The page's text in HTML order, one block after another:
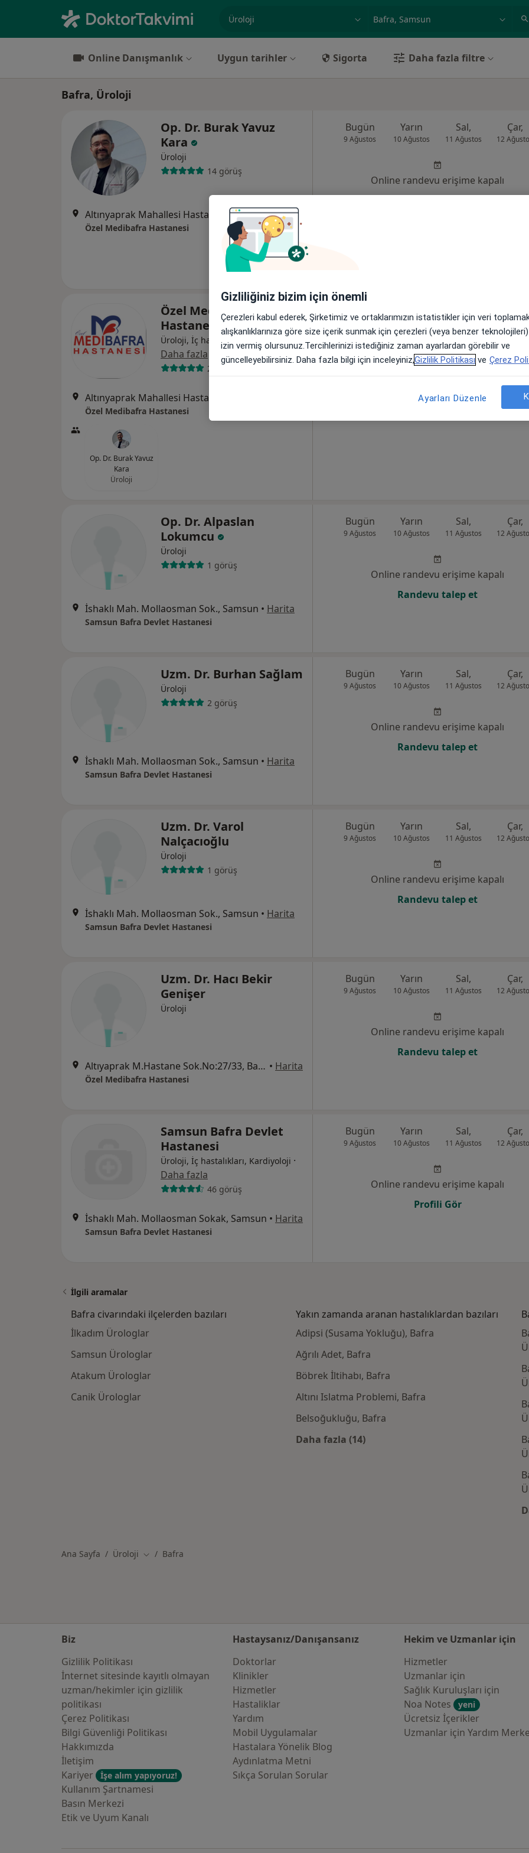
Uzmanlık, ilgi alanı ve hastalık, isim
Online Danışmanlık Uygun tarihler Sigorta Daha fazla filtre
Bafra, Üroloji
Op. Dr. Burak Yavuz
Kara
Üroloji
14 görüş
Altınyaprak Mahallesi Hastane Sokak No: 27, Bafra•Harita
Özel Medibafra Hastanesi
Bugün
9 Ağustos
Yarın
10 Ağustos
Sal,
11 Ağustos
Çar,
12
Online randevu erişime kapalı
Özel Medibafra
Hastanesi
Üroloji, İç hastalıkları, Kardiyoloji
Daha fazla
29 görüş
Özel Medibafra Hastanesi
Op. Dr. Burak Yavuz
Kara
Üroloji
9 Ağustos 10 Ağustos 11 Ağustos 12
Online randevu erişime kapalı
Op. Dr. Alpaslan
Lokumcu
Üroloji
1 görüş
İshaklı Mah. Mollaosman Sok., Samsun • Harita
Samsun Bafra Devlet Hastanesi
Bugün
9 Ağustos
Yarın
10 Ağustos
Sal,
11 Ağustos
Çar,
12
Online randevu erişime kapalı
Randevu talep et
Uzm. Dr. Burhan Sağlam
Üroloji
2 görüş
İshaklı Mah. Mollaosman Sok., Samsun • Harita
Samsun Bafra Devlet Hastanesi
Bugün
9 Ağustos
Yarın
10 Ağustos
Sal,
11 Ağustos
Çar,
12
Online randevu erişime kapalı
Randevu talep et
Uzm. Dr. Varol
Nalçacıoğlu
Üroloji
1 görüş
İshaklı Mah. Mollaosman Sok., Samsun • Harita
Samsun Bafra Devlet Hastanesi
Bugün
9 Ağustos
Yarın
10 Ağustos
Sal,
11 Ağustos
Çar,
12
Online randevu erişime kapalı
Randevu talep et
Uzm. Dr. Hacı Bekir
Genişer
Üroloji
Altıyaprak M.Hastane Sok.No:27/33, Bafra, Bafra • Harita
Özel Medibafra Hastanesi
Bugün
9 Ağustos
Yarın
10 Ağustos
Sal,
11 Ağustos
Çar,
12
Online randevu erişime kapalı
Randevu talep et
Samsun Bafra Devlet
Hastanesi
Üroloji, İç hastalıkları, Kardiyoloji ·
Daha fazla
46 görüş
İshaklı Mah. Mollaosman Sokak, Samsun • Harita
Samsun Bafra Devlet Hastanesi
Bugün
9 Ağustos
Yarın
10 Ağustos
Sal,
11 Ağustos
Çar,
12
Online randevu erişime kapalı
Profili Gör
İlgili aramalar
Bafra civarındaki ilçelerden bazıları
İlkadım Ürologlar
Samsun Ürologlar
Atakum Ürologlar
Canik Ürologlar
Yakın zamanda aranan hastalıklardan bazıları
Adipsi (Susama Yokluğu), Bafra
Ağrılı Adet, Bafra
Böbrek İltihabı, Bafra
Altını Islatma Problemi, Bafra
Belsoğukluğu, Bafra
Daha fazla (14)
Kategoride daha fazlası: Yakın zamanda
Ana Sayfa Üroloji Şehir değiştir
Bafra
Biz
Gizlilik Politikası
İnternet sitesinde kayıtlı olmayan
uzman/hekimler i̇çin gizlilik
politikası
Çerez Politikası
Bilgi Güvenliği Politikası
Hakkımızda
İletişim
Kariyer
İşe alım yapıyoruz!
Kullanım Şartnamesi
Basın Merkezi
Etik ve Uyum Kanalı
Hastaysanız/Danışansanız
Doktorlar
Klinikler
Hizmetler
Hastaliklar
Yardım
Mobil Uygulamalar
Hastalara Yönelik Blog
Aydınlatma Metni
Sıkça Sorulan Sorular
Hekim ve Uzmanlar için
Hizmetler
Uzmanlar için
Sağlık Kuruluşları için
Noa Notes
yeni
Ücretsiz İçerikler
Uzmanlar için Yardım
Gizliliğiniz bizim için önemli
Çerezleri kabul ederek, Şirketimiz ve ortaklarımızın istatistikler için veri
alışkanlıklarınıza göre size içerik sunmak için çerezleri (veya benzer
izin vermiş olursunuz.Tercihlerinizi istediğiniz zaman ayarlardan görebilir ve
güncelleyebilirsiniz. Daha fazla bilgi için inceleyiniz,Gizlilik Politikası ve Çerez
Ayarları Düzenle